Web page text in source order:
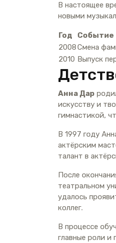
В настоящее
новыми
Год
Событие
2008Смена
2010 Выпуск
Анна Дар
искусству и
гимнастикой,
В 1997 году
актёрским
талант в
После
театральном
удалось
коллег.
В процессе
главные роли и